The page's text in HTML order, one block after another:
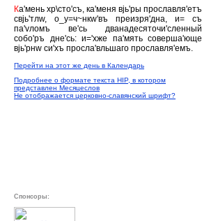
Ка'мень хр\сто'съ, ка'меня вjь'ры прославля'етъ
свjь'тлw, о_у=ч~нкw'въ преизря'дна, и= съ
па'vломъ ве'сь дванадесяточи'сленный
собо'ръ дне'сь: и='хже па'мять соверша'юще
вjь'рнw си'хъ просла'вльшаго прославля'емъ.
Перейти на этот же день в Календарь
Подробнее о формате текста HIP, в котором
представлен Месяцеслов
Не отображается церковно-славянский шрифт?
Спонсоры: